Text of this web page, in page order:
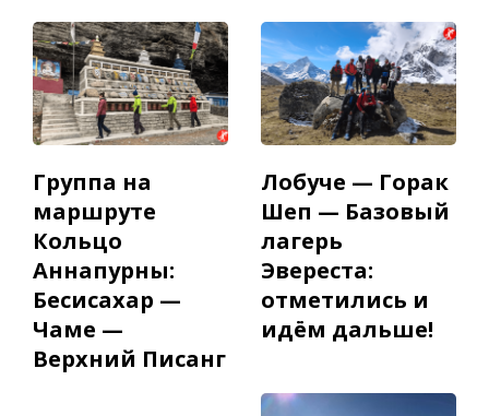
Группа на
маршруте
Кольцо
Аннапурны:
Бесисахар —
Чаме —
Верхний Писанг
Лобуче — Горак
Шеп — Базовый
лагерь
Эвереста:
отметились и
идём дальше!